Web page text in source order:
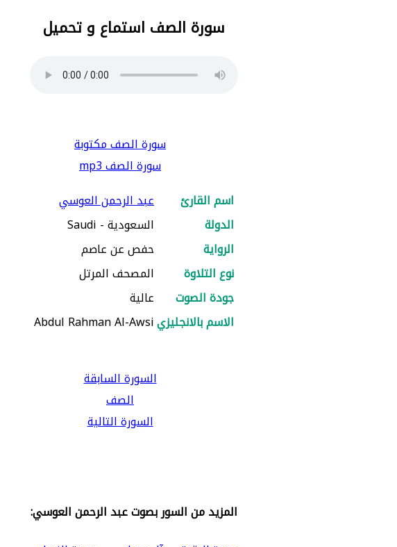
سورة الصف استماع و تحميل
سورة الصف مكتوبة
سورة الصف mp3
اسم القارئ
عبد الرحمن العوسي
الدولة
السعودية - Saudi
الرواية
حفص عن عاصم
نوع التلاوة
المصحف المرتل
جودة الصوت
عالية
الاسم بالانجليزيAbdul Rahman Al-Awsi
السورة السابقة
الصف
السورة التالية
المزيد من السور بصوت عبد الرحمن العوسي: